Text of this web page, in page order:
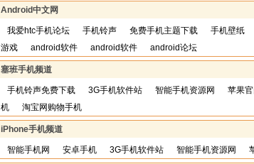
Android中文网
我爱htc手机论坛 手机铃声 免费手机主题下载 手机壁纸
游戏
android软件 android软件 android论坛
塞班手机频道
手机铃声免费下载 3G手机软件站 智能手机资源网 苹果官
机
淘宝网购物手机
iPhone手机频道
智能手机网 安卓手机 3G手机软件站 智能手机资源网